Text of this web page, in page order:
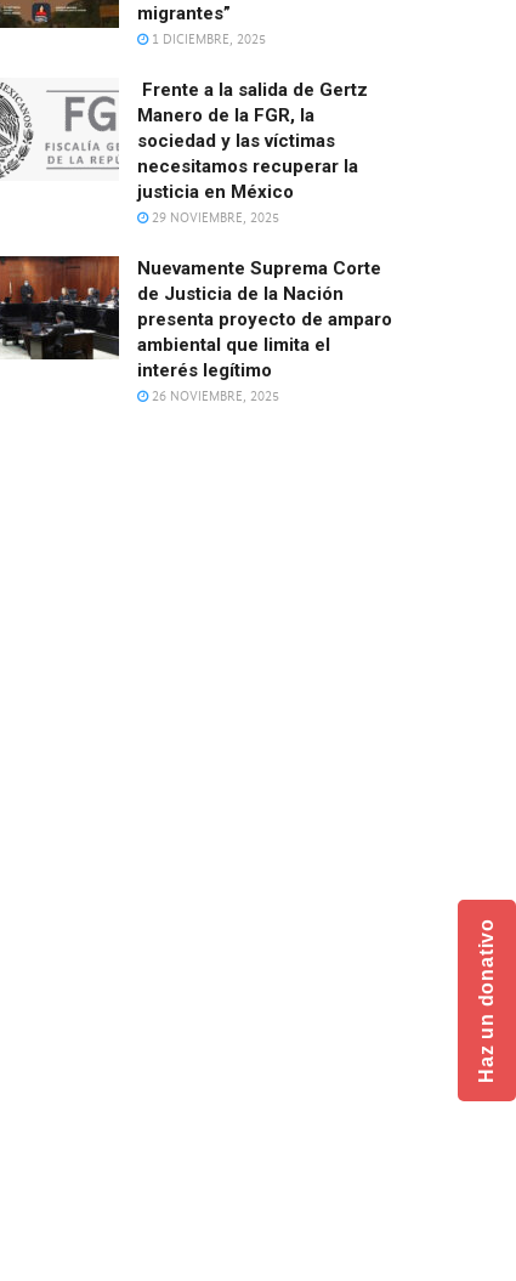
migrantes”
1 DICIEMBRE, 2025
Frente a la salida de Gertz
Manero de la FGR, la
sociedad y las víctimas
necesitamos recuperar la
justicia en México
29 NOVIEMBRE, 2025
Nuevamente Suprema Corte
de Justicia de la Nación
presenta proyecto de amparo
ambiental que limita el
interés legítimo
26 NOVIEMBRE, 2025
Haz un donativo